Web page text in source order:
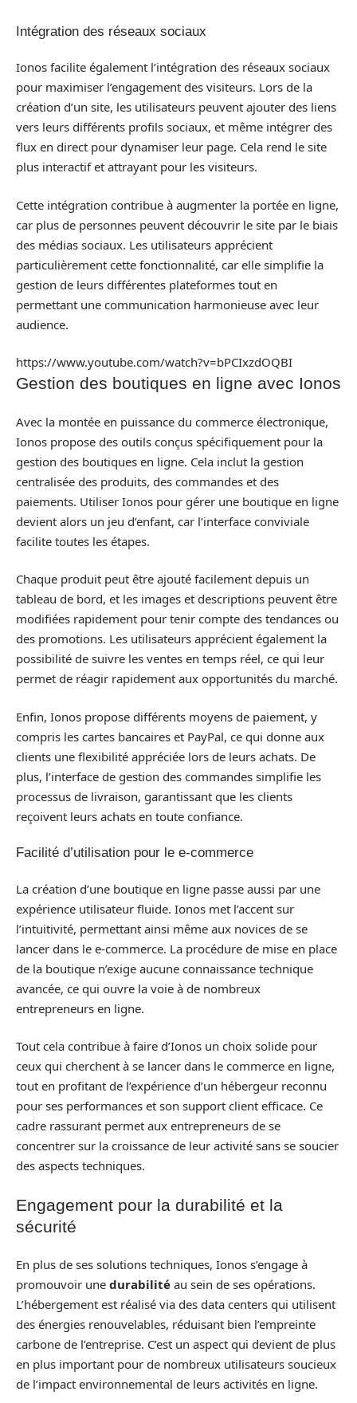
Intégration des réseaux sociaux
Ionos facilite également l’intégration des réseaux sociaux
pour maximiser l’engagement des visiteurs. Lors de la
création d’un site, les utilisateurs peuvent ajouter des liens
vers leurs différents profils sociaux, et même intégrer des
flux en direct pour dynamiser leur page. Cela rend le site
plus interactif et attrayant pour les visiteurs.
Cette intégration contribue à augmenter la portée en ligne,
car plus de personnes peuvent découvrir le site par le biais
des médias sociaux. Les utilisateurs apprécient
particulièrement cette fonctionnalité, car elle simplifie la
gestion de leurs différentes plateformes tout en
permettant une communication harmonieuse avec leur
audience.
https://www.youtube.com/watch?v=bPCIxzdOQBI
Gestion des boutiques en ligne avec Ionos
Avec la montée en puissance du commerce électronique,
Ionos propose des outils conçus spécifiquement pour la
gestion des boutiques en ligne. Cela inclut la gestion
centralisée des produits, des commandes et des
paiements. Utiliser Ionos pour gérer une boutique en ligne
devient alors un jeu d’enfant, car l’interface conviviale
facilite toutes les étapes.
Chaque produit peut être ajouté facilement depuis un
tableau de bord, et les images et descriptions peuvent être
modifiées rapidement pour tenir compte des tendances ou
des promotions. Les utilisateurs apprécient également la
possibilité de suivre les ventes en temps réel, ce qui leur
permet de réagir rapidement aux opportunités du marché.
Enfin, Ionos propose différents moyens de paiement, y
compris les cartes bancaires et PayPal, ce qui donne aux
clients une flexibilité appréciée lors de leurs achats. De
plus, l’interface de gestion des commandes simplifie les
processus de livraison, garantissant que les clients
reçoivent leurs achats en toute confiance.
Facilité d’utilisation pour le e-commerce
La création d’une boutique en ligne passe aussi par une
expérience utilisateur fluide. Ionos met l’accent sur
l’intuitivité, permettant ainsi même aux novices de se
lancer dans le e-commerce. La procédure de mise en place
de la boutique n’exige aucune connaissance technique
avancée, ce qui ouvre la voie à de nombreux
entrepreneurs en ligne.
Tout cela contribue à faire d’Ionos un choix solide pour
ceux qui cherchent à se lancer dans le commerce en ligne,
tout en profitant de l’expérience d’un hébergeur reconnu
pour ses performances et son support client efficace. Ce
cadre rassurant permet aux entrepreneurs de se
concentrer sur la croissance de leur activité sans se soucier
des aspects techniques.
Engagement pour la durabilité et la
sécurité
En plus de ses solutions techniques, Ionos s’engage à
promouvoir une durabilité au sein de ses opérations.
L’hébergement est réalisé via des data centers qui utilisent
des énergies renouvelables, réduisant bien l’empreinte
carbone de l’entreprise. C’est un aspect qui devient de plus
en plus important pour de nombreux utilisateurs soucieux
de l’impact environnemental de leurs activités en ligne.